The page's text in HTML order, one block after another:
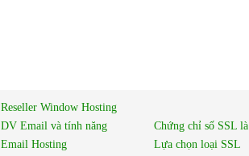
Reseller Window Hosting
DV Email và tính năng
Email Hosting
Chứng chỉ số SSL
Lựa chọn loại SSL